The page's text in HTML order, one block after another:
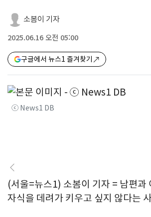
소봄이 기자
2025.06.16 오전 05:00
구글에서 뉴스1 즐겨찾기
ⓒ News1 DB
(서울=뉴스1) 소봄이 기자 = 남편과
자식을 데려가 키우고 싶지 않다는